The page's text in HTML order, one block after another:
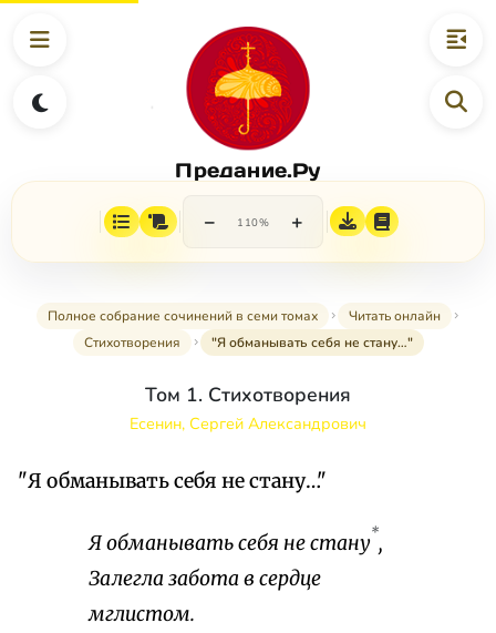
Предание.Ру
− 110% +
Полное собрание сочинений в семи томах
Читать онлайн
Стихотворения
"Я обманывать себя не стану…"
Том 1. Стихотворения
Есенин, Сергей Александрович
"Я обманывать себя не стану…"
Я обманывать себя не стану*,
Залегла забота в сердце
мглистом.